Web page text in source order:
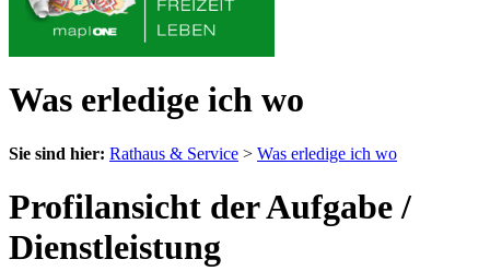
Was erledige ich wo
Sie sind hier: Rathaus & Service > Was erledige ich wo
Profilansicht der Aufgabe /
Dienstleistung